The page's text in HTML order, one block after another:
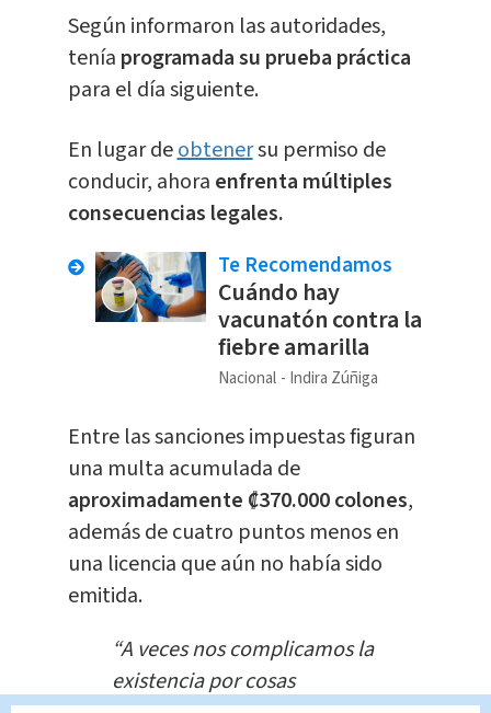
Según informaron las autoridades,
tenía programada su prueba práctica
para el día siguiente.
En lugar deobtenersu permiso de
conducir, ahora enfrenta múltiples
consecuencias legales.
Te Recomendamos
Cuándo hay
vacunatón contra la
fiebre amarilla
Nacional Indira Zúñiga
Entre las sanciones impuestas figuran
una multa acumulada de
aproximadamente ₡370.000 colones,
además de cuatro puntos menos en
una licencia que aún no había sido
emitida.
“A veces nos complicamos la
existencia por cosas